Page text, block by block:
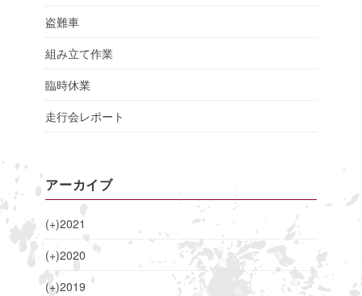
盗難車
組み立て作業
臨時休業
走行会レポート
アーカイブ
(+)2021
(+)2020
(+)2019